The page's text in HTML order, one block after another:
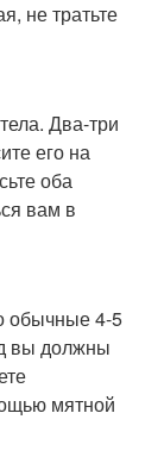
не тратьте
Два-три
его на
оба
вам в
обычные 4-5
вы должны
мятной